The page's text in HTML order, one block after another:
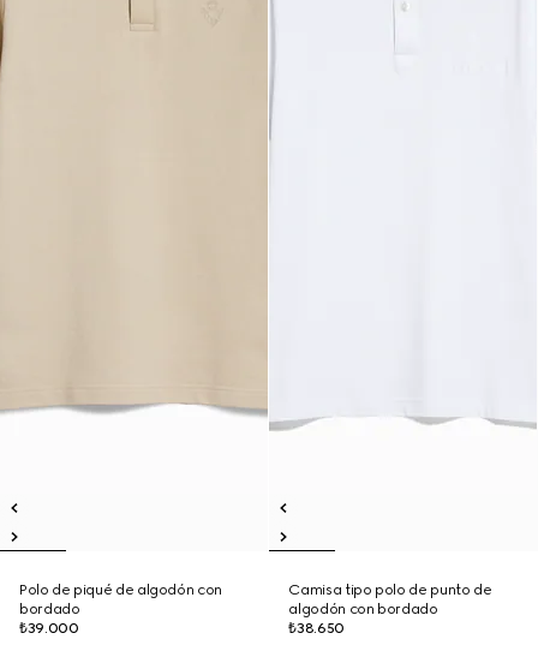
Polo de piqué de algodón con
bordado
₺39.000
Camisa tipo polo de punto de
algodón con bordado
₺38.650